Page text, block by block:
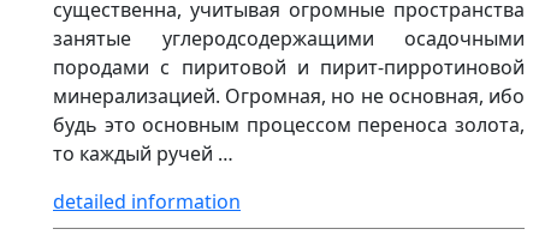
существенна, учитывая огромные пространства
занятые углеродсодержащими осадочными
породами с пиритовой и пирит-пирротиновой
минерализацией. Огромная, но не основная, ибо
будь это основным процессом переноса золота,
то каждый ручей …
detailed information